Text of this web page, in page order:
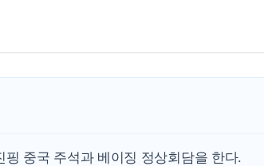
중국 주석과 베이징 정상회담을 한다.